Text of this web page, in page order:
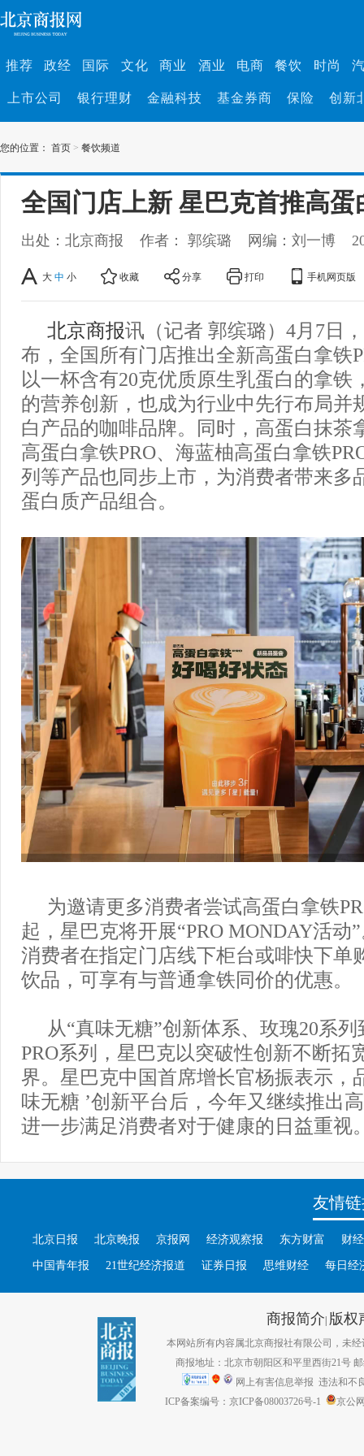
推荐 政经 国际 文化 商业 酒业 电商 餐饮 时尚
上市公司 银行理财 金融科技 基金券商 保险 创新
您的位置： 首页 > 餐饮频道
全国门店上新 星巴克首推高蛋
出处：北京商报 作者： 郭缤璐 网编：刘一博
大 中 小 收藏 分享 打印 手机网页版
北京商报讯（记者 郭缤璐）4月7日
布，全国所有门店推出全新高蛋白拿铁
以一杯含有20克优质原生乳蛋白的拿铁
的营养创新，也成为行业中先行布局并
白产品的咖啡品牌。同时，高蛋白抹茶
高蛋白拿铁PRO、海蓝柚高蛋白拿铁
列等产品也同步上市，为消费者带来多
蛋白质产品组合。
为邀请更多消费者尝试高蛋白拿铁
起，星巴克将开展“PRO MONDAY活动
消费者在指定门店线下柜台或啡快下单
饮品，可享有与普通拿铁同价的优惠。
从“真味无糖”创新体系、玫瑰20系
PRO系列，星巴克以突破性创新不断拓
界。星巴克中国首席增长官杨振表示，
味无糖 ’创新平台后，今年又继续推出
进一步满足消费者对于健康的日益重视
友情
北京日报 北京晚报 京报网 经济观察报 东方财富 财
中国青年报 21世纪经济报道 证券日报 思维财经 每日经
商报简介| 版权
本网站所有内容属北京商报社有限公司，未经
商报地址：北京市朝阳区和平里西街21号
网上有害信息举报 违法和不
ICP备案编号：京ICP备08003726号-1
京公